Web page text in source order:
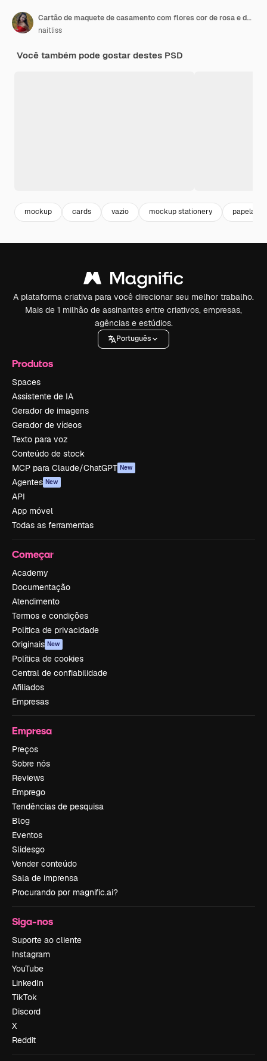
Cartão de maquete de casamento com flores cor de rosa e delicadas fitas de seda em um espaço em branco
naitliss
Você também pode gostar destes PSD
mockup cards vazio mockup stationery papelaria
A plataforma criativa para você direcionar seu melhor trabalho.
Mais de 1 milhão de assinantes entre criativos, empresas,
agências e estúdios.
Português
Produtos
Spaces
Assistente de IA
Gerador de imagens
Gerador de vídeos
Texto para voz
Conteúdo de stock
MCP para Claude/ChatGPT New
Agentes New
API
App móvel
Todas as ferramentas
Começar
Academy
Documentação
Atendimento
Termos e condições
Política de privacidade
Originais New
Política de cookies
Central de confiabilidade
Afiliados
Empresas
Empresa
Preços
Sobre nós
Reviews
Emprego
Tendências de pesquisa
Blog
Eventos
Slidesgo
Vender conteúdo
Sala de imprensa
Procurando por magnific.ai?
Siga-nos
Suporte ao cliente
Instagram
YouTube
LinkedIn
TikTok
Discord
X
Reddit